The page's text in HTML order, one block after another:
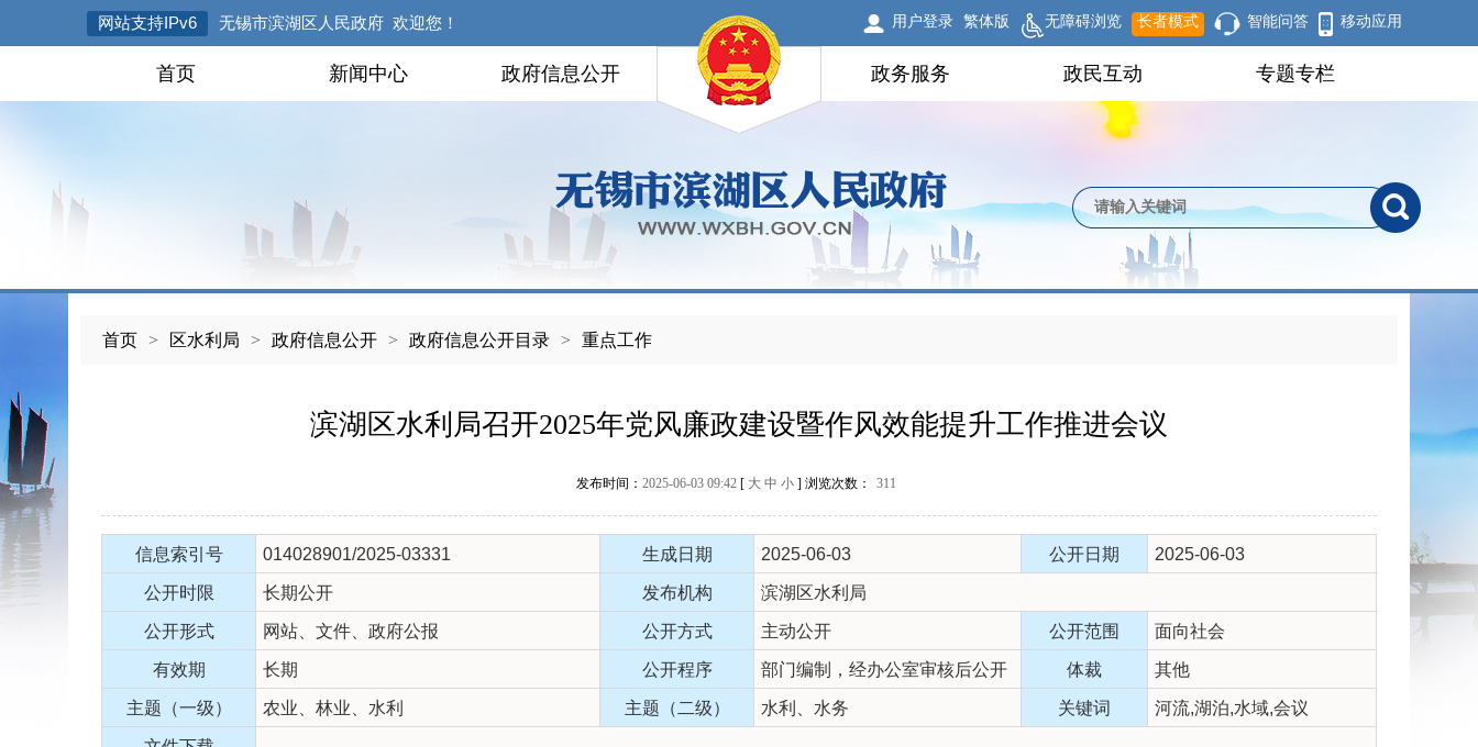
网站支持IPv6 无锡市滨湖区人民政府 欢迎您！ 用户登录 繁体版 无障碍浏览 长者模式 智能问答 移动应用
首页 新闻中心 政府信息公开 政务服务 政民互动 专题专栏
首页 > 区水利局 > 政府信息公开 > 政府信息公开目录 > 重点工作
滨湖区水利局召开2025年党风廉政建设暨作风效能提升工作推进会议
发布时间： 2025-06-03 09:42 [ 大 中 小 ] 浏览次数： 311
信息索引号 014028901/2025-03331 生成日期 2025-06-03 公开日期 2025-06-03
公开时限 长期公开 发布机构 滨湖区水利局
公开形式 网站、文件、政府公报 公开方式 主动公开 公开范围 面向社会
有效期 长期 公开程序 部门编制，经办公室审核后公开 体裁 其他
主题（一级） 农业、林业、水利 主题（二级） 水利、水务 关键词 河流,湖泊,水域,会议